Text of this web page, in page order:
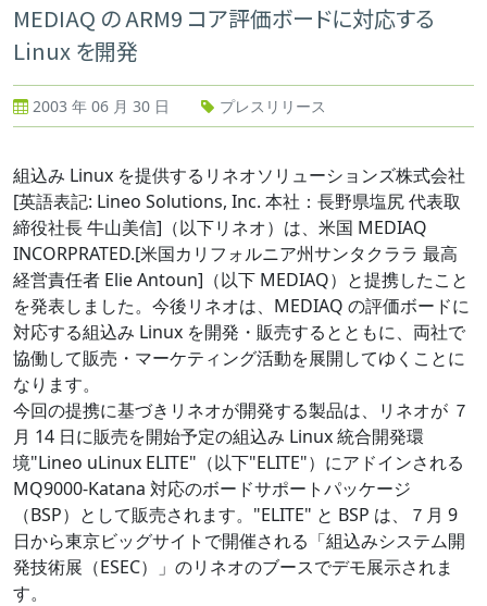
MEDIAQ の ARM9 コア評価ボードに対応する
Linux を開発
2003 年 06 月 30 日 プレスリリース
組込み Linux を提供するリネオソリューションズ株式会社
[英語表記: Lineo Solutions, Inc. 本社：長野県塩尻 代表取
締役社長 牛山美信]（以下リネオ）は、米国 MEDIAQ
INCORPRATED.[米国カリフォルニア州サンタクララ 最高
経営責任者 Elie Antoun]（以下 MEDIAQ）と提携したこと
を発表しました。今後リネオは、MEDIAQ の評価ボードに
対応する組込み Linux を開発・販売するとともに、両社で
協働して販売・マーケティング活動を展開してゆくことに
なります。
今回の提携に基づきリネオが開発する製品は、リネオが ７
月 14 日に販売を開始予定の組込み Linux 統合開発環
境"Lineo uLinux ELITE"（以下"ELITE"）にアドインされる
MQ9000-Katana 対応のボードサポートパッケージ
（BSP）として販売されます。"ELITE" と BSP は、７月 9
日から東京ビッグサイトで開催される「組込みシステム開
発技術展（ESEC）」のリネオのブースでデモ展示されま
す。